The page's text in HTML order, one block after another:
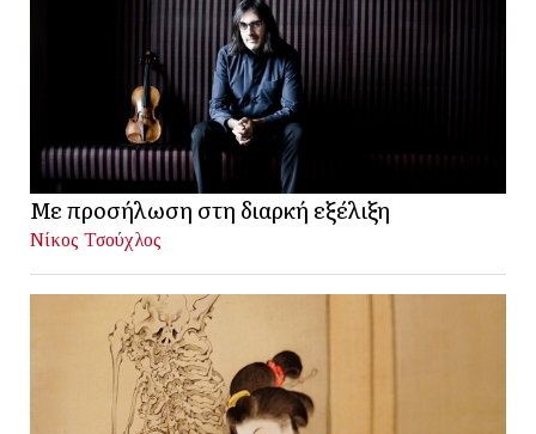
Με προσήλωση στη διαρκή εξέλιξη
Νίκος Τσούχλος